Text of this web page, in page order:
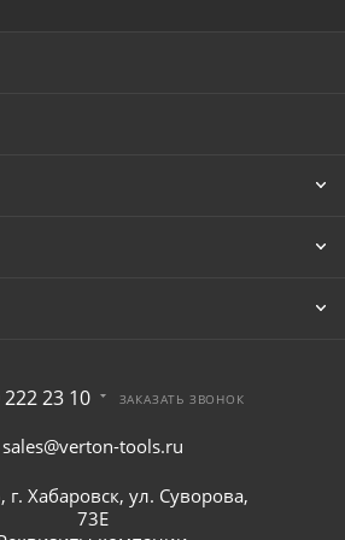
23 10 ЗАКАЗАТЬ ЗВОНОК
sales@verton-tools.ru
г. Хабаровск, ул. Суворова,
73Е